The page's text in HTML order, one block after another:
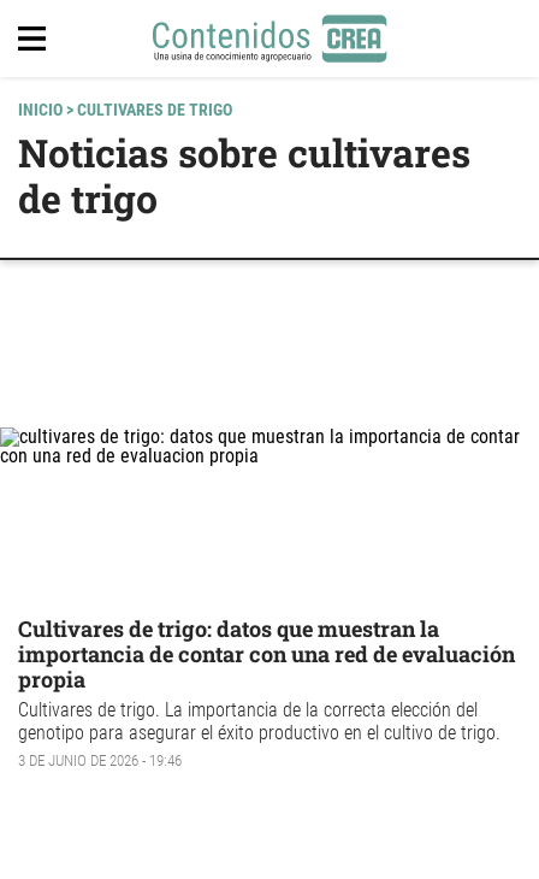
INICIO> CULTIVARES DE TRIGO
Noticias sobre cultivares
de trigo
Cultivares de trigo: datos que muestran la
importancia de contar con una red de evaluación
propia
Cultivares de trigo. La importancia de la correcta elección del
genotipo para asegurar el éxito productivo en el cultivo de trigo.
3 DE JUNIO DE 2026 - 19:46